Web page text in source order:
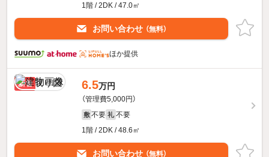
1階 / 2DK / 47.0㎡
お問い合わせ （無料）
ほか提供
新着 6.5万円
（管理費5,000円）
敷 不要 礼 不要
1階 / 2DK / 48.6㎡
お問い合わせ （無料）